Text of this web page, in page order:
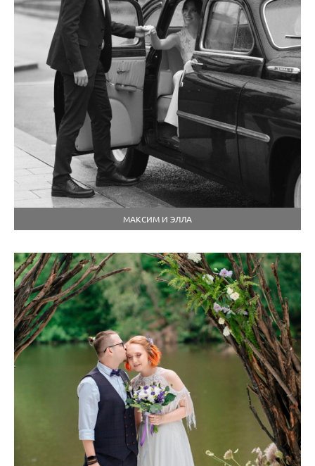
МАКСИМ И ЭЛЛА